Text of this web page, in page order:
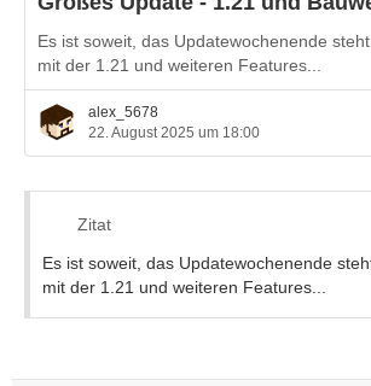
Es ist soweit, das Updatewochenende
mit der 1.21 und weiteren Features...
alex_5678
22. August 2025 um 18:00
Zitat
Es ist soweit, das Updatewochenende
mit der 1.21 und weiteren Features...